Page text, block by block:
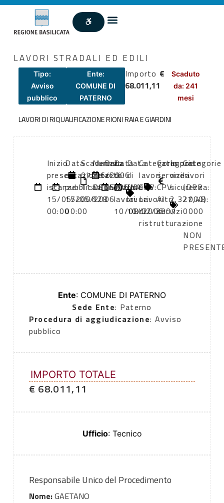
LAVORI STRADALI ED EDILI
Tipo:
Avviso
pubblico
Ente:
COMUNE DI
PATERNO
Importo €
68.011,11
Scaduto
da: 241
mesi
LAVORI DI RIQUALIFICAZIONE RIONI RAIA E GIARDINI
Inizio
presentazione
istanze:
15/05/2006
00:00
Data
di
pubblicazione:
15/05/2006
00:00
Scadenza:
07/06/2006
11:00
Numero
atto:
DETERMINA
128
Data
atto:
05/05/2006
Data
di
inizio
lavori:
10/08/2006
Data
di
fine
lavori:
10/02/2007
Categoria
lavori
CPV:
Lavori
di
ristrutturazione
Categoria
servizi
CPV:
Altri
servizi
Importo
oneri
sicurezza:
2.327,48
Categorie
lavori
(DPR
2000):
0000
-
NON
Ente: COMUNE DI PATERNO
Sede Ente: Paterno
Procedura di aggiudicazione: Avviso
pubblico
IMPORTO TOTALE
€ 68.011,11
Ufficio: Tecnico
Responsabile Unico del Procedimento
Nome:GAETANO